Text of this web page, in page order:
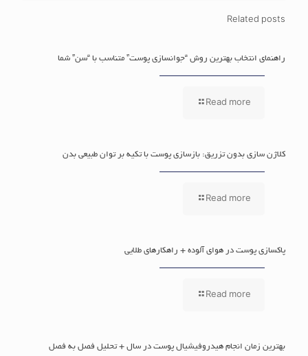
Related posts
راهنمای انتخاب بهترین روش “جوانسازی پوست” متناسب با “سن” شما
Read more
کلاژن سازی بدون تزریق: بازسازی پوست با تکیه بر توان طبیعی بدن
Read more
پاکسازی پوست در هوای آلوده + راهکارهای طلایی
Read more
بهترین زمان انجام هیدروفیشیال پوست در سال + تحلیل فصل به فصل